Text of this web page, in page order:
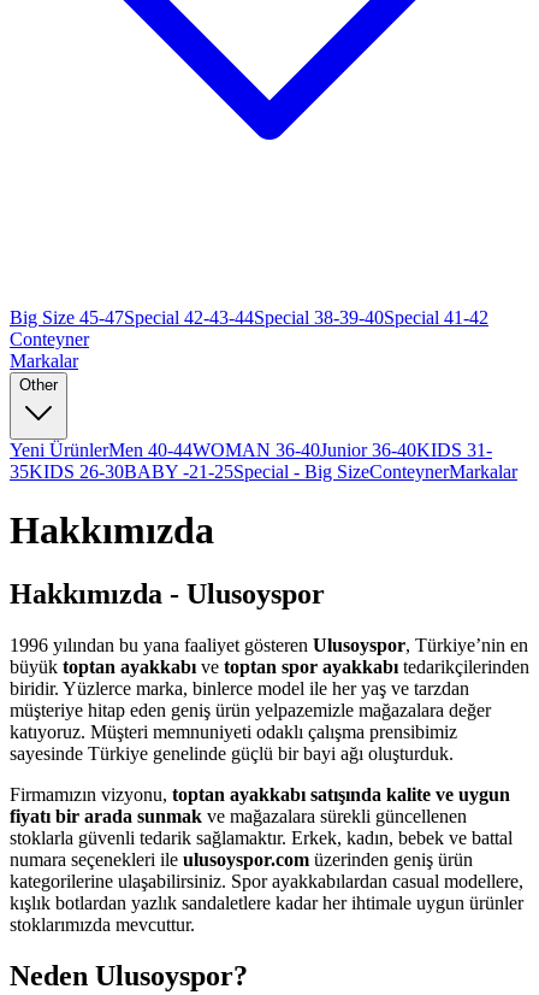
Big Size 45-47Special 42-43-44Special 38-39-40Special 41-42
Conteyner
Markalar
Other
Yeni ÜrünlerMen 40-44WOMAN 36-40Junior 36-40KIDS 31-
35KIDS 26-30BABY -21-25Special - Big SizeConteynerMarkalar
Hakkımızda
Hakkımızda - Ulusoyspor
1996 yılından bu yana faaliyet gösteren Ulusoyspor, Türkiye’nin en
büyük toptan ayakkabı ve toptan spor ayakkabı tedarikçilerinden
biridir. Yüzlerce marka, binlerce model ile her yaş ve tarzdan
müşteriye hitap eden geniş ürün yelpazemizle mağazalara değer
katıyoruz. Müşteri memnuniyeti odaklı çalışma prensibimiz
sayesinde Türkiye genelinde güçlü bir bayi ağı oluşturduk.
Firmamızın vizyonu, toptan ayakkabı satışında kalite ve uygun
fiyatı bir arada sunmak ve mağazalara sürekli güncellenen
stoklarla güvenli tedarik sağlamaktır. Erkek, kadın, bebek ve battal
numara seçenekleri ile ulusoyspor.com üzerinden geniş ürün
kategorilerine ulaşabilirsiniz. Spor ayakkabılardan casual modellere,
kışlık botlardan yazlık sandaletlere kadar her ihtimale uygun ürünler
stoklarımızda mevcuttur.
Neden Ulusoyspor?